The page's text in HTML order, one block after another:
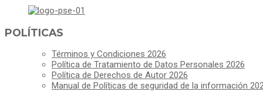
POLÍTICAS
Términos y Condiciones 2026
Política de Tratamiento de Datos Personales 2026
Política de Derechos de Autor 2026
Manual de Políticas de seguridad de la información